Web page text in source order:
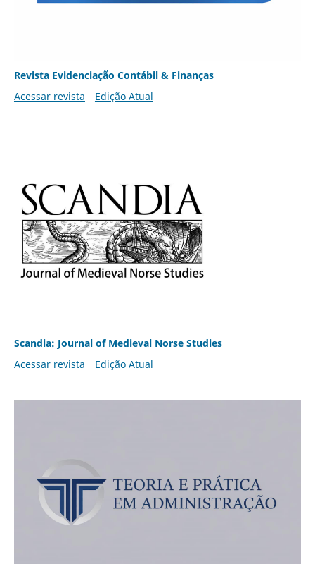
Revista Evidenciação Contábil & Finanças
Acessar revista
Edição Atual
Scandia: Journal of Medieval Norse Studies
Acessar revista
Edição Atual